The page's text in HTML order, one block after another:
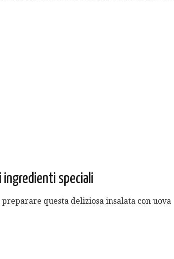
ingredienti speciali
questa deliziosa insalata con uova